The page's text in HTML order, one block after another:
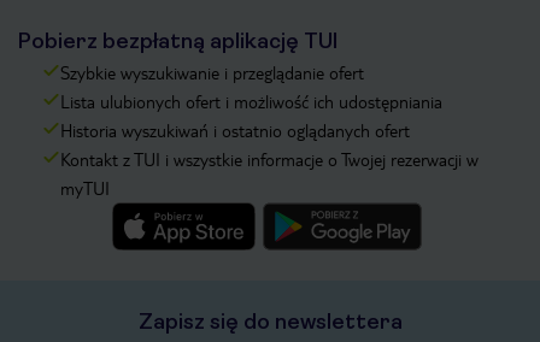
Pobierz bezpłatną aplikację TUI
Szybkie wyszukiwanie i przeglądanie ofert
Lista ulubionych ofert i możliwość ich udostępniania
Historia wyszukiwań i ostatnio oglądanych ofert
Kontakt z TUI i wszystkie informacje o Twojej rezerwacji w
myTUI
Zapisz się do newslettera